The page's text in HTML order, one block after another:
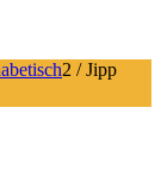
2 / Jipp